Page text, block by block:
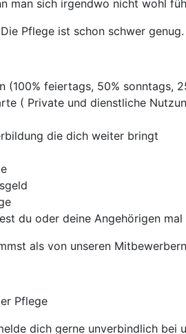
man sich irgendwo nicht wohl
Pflege ist schon schwer genug.
feiertags, 50% sonntags,
( Private und dienstliche
die dich weiter bringt
du oder deine Angehörigen
als von unseren
Pflege
dich gerne unverbindlich bei